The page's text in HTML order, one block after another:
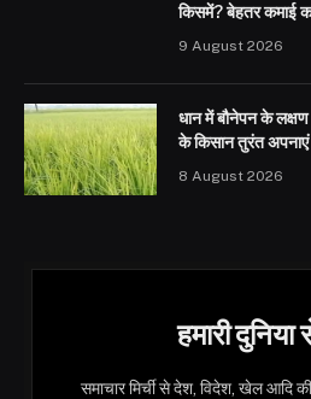
किसमें? बेहतर कमाई
9 August 2026
धान में बौनेपन के
के किसान तुरंत
8 August 2026
हमारी
समाचार मिर्ची से देश, विदेश, खेल आदि